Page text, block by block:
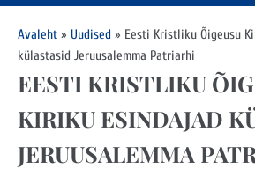
Avaleht » Uudised » Eesti Kristliku Õigeusu
külastasid Jeruusalemma Patriarhi
EESTI KRISTLIKU
KIRIKU ESINDAJAD
JERUUSALEMMA